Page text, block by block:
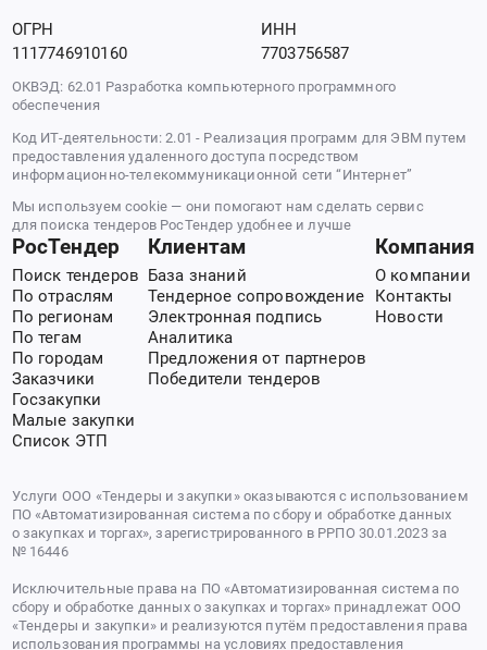
ОГРН
1117746910160
ИНН
7703756587
ОКВЭД: 62.01 Разработка компьютерного программного
обеспечения
Код ИТ-деятельности: 2.01 - Реализация программ для ЭВМ путем
предоставления удаленного доступа посредством
информационно-телекоммуникационной сети “Интернет”
Мы используем cookie — они помогают нам сделать сервис
для поиска тендеров РосТендер удобнее и лучше
РосТендер
Поиск тендеров
По отраслям
По регионам
По тегам
По городам
Заказчики
Госзакупки
Малые закупки
Список ЭТП
Клиентам
База знаний
Тендерное сопровождение
Электронная подпись
Аналитика
Предложения от партнеров
Победители тендеров
Компания
О компании
Контакты
Новости
Услуги ООО «Тендеры и закупки» оказываются с использованием
ПО «Автоматизированная система по сбору и обработке данных
о закупках и торгах», зарегистрированного в РРПО 30.01.2023 за
№ 16446
Исключительные права на ПО «Автоматизированная система по
сбору и обработке данных о закупках и торгах» принадлежат ООО
«Тендеры и закупки» и реализуются путём предоставления права
использования программы на условиях предоставления